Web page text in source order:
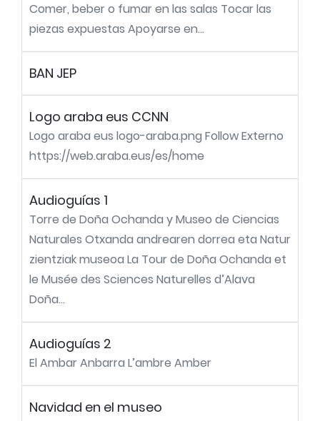
Comer, beber o fumar en las salas Tocar las
piezas expuestas Apoyarse en...
BAN JEP
Logo araba eus CCNN
Logo araba eus logo-araba.png Follow Externo
https://web.araba.eus/es/home
Audioguías 1
Torre de Doña Ochanda y Museo de Ciencias
Naturales Otxanda andrearen dorrea eta Natur
zientziak museoa La Tour de Doña Ochanda et
le Musée des Sciences Naturelles d’Alava
Doña...
Audioguías 2
El Ambar Anbarra L’ambre Amber
Navidad en el museo